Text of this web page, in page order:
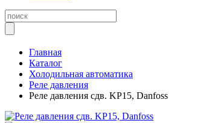
Главная
Каталог
Холодильная автоматика
Реле давления
Реле давления сдв. KP15, Danfoss